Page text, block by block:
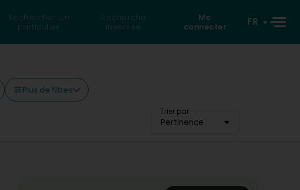
Rechercher un
particulier
Recherche
inversée
Me
connecter
FR
Plus de filtres
Trier par
Pertinence